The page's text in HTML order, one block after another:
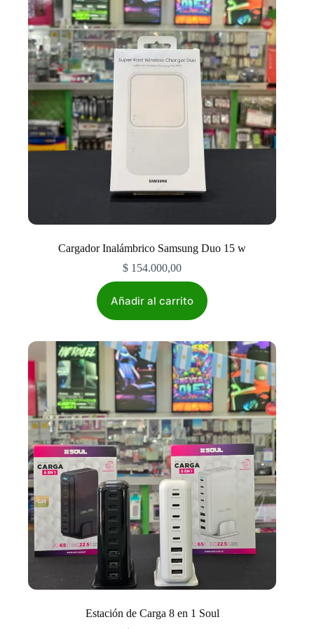
Cargador Inalámbrico Samsung Duo 15 w
$ 154.000,00
Añadir al carrito
Estación de Carga 8 en 1 Soul